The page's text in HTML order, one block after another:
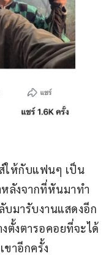
ให้กับแฟนๆ เป็น
ลังจากที่หันมาทำ
บมารับงานแสดงอีก
ตั้งตารอคอยที่จะได้
ขาอีกครั้ง